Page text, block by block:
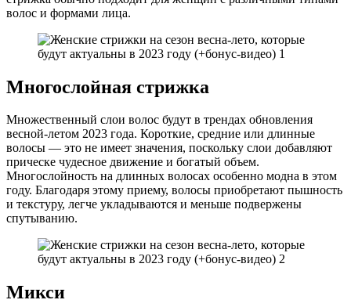
волос и формами лица.
Многослойная стрижка
Множественный слои волос будут в трендах обновления
весной-летом 2023 года. Короткие, средние или длинные
волосы — это не имеет значения, поскольку слои добавляют
прическе чудесное движение и богатый объем.
Многослойность на длинных волосах особенно модна в этом
году. Благодаря этому приему, волосы приобретают пышность
и текстуру, легче укладываются и меньше подвержены
спутыванию.
Микси